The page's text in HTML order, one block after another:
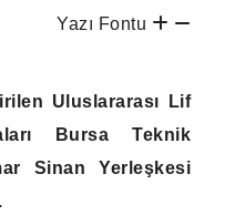
Yazı Fontu
Uluslararası Lif
Bursa Teknik
Sinan Yerleşkesi